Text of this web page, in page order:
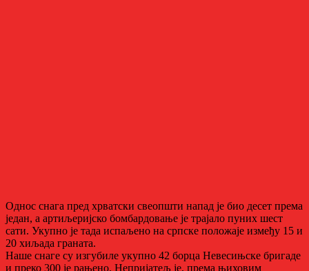
Однос снага пред хрватски свеопшти напад је био десет према
један, а артиљеријско бомбардовање је трајало пуних шест
сати. Укупно је тада испаљено на српске положаје између 15 и
20 хиљада граната.
Наше снаге су изгубиле укупно 42 борца Невесињске бригаде
и преко 300 је рањено. Непријатељ је, према њиховим